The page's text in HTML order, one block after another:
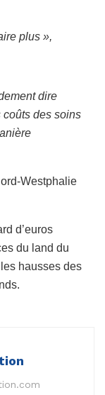
plus »,
dire
coûts des soins
Westphalie
d’euros
du land du
hausses des